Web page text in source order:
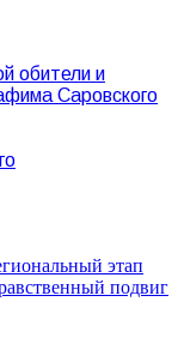
обители и
Саровского
этап
подвиг